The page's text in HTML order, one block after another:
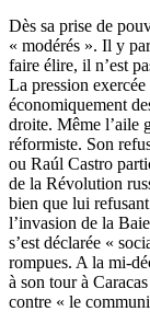
Dès sa prise de
« modérés ». Il y
faire élire, il n’est
La pression
économiquement
droite. Même l’aile
réformiste. Son
ou Raúl Castro
de la Révolution
bien que lui
l’invasion de la
s’est déclarée «
rompues. A la mi-
à son tour à
contre « le